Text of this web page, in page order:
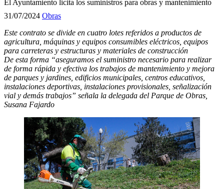
El Ayuntamiento licita los suministros para obras y mantenimiento
31/07/2024 Obras
Este contrato se divide en cuatro lotes referidos a productos de
agricultura, máquinas y equipos consumibles eléctricos, equipos
para carreteras y estructuras y materiales de construcción
De esta forma “aseguramos el suministro necesario para realizar
de forma rápida y efectiva los trabajos de mantenimiento y mejora
de parques y jardines, edificios municipales, centros educativos,
instalaciones deportivas, instalaciones provisionales, señalización
vial y demás trabajos” señala la delegada del Parque de Obras,
Susana Fajardo